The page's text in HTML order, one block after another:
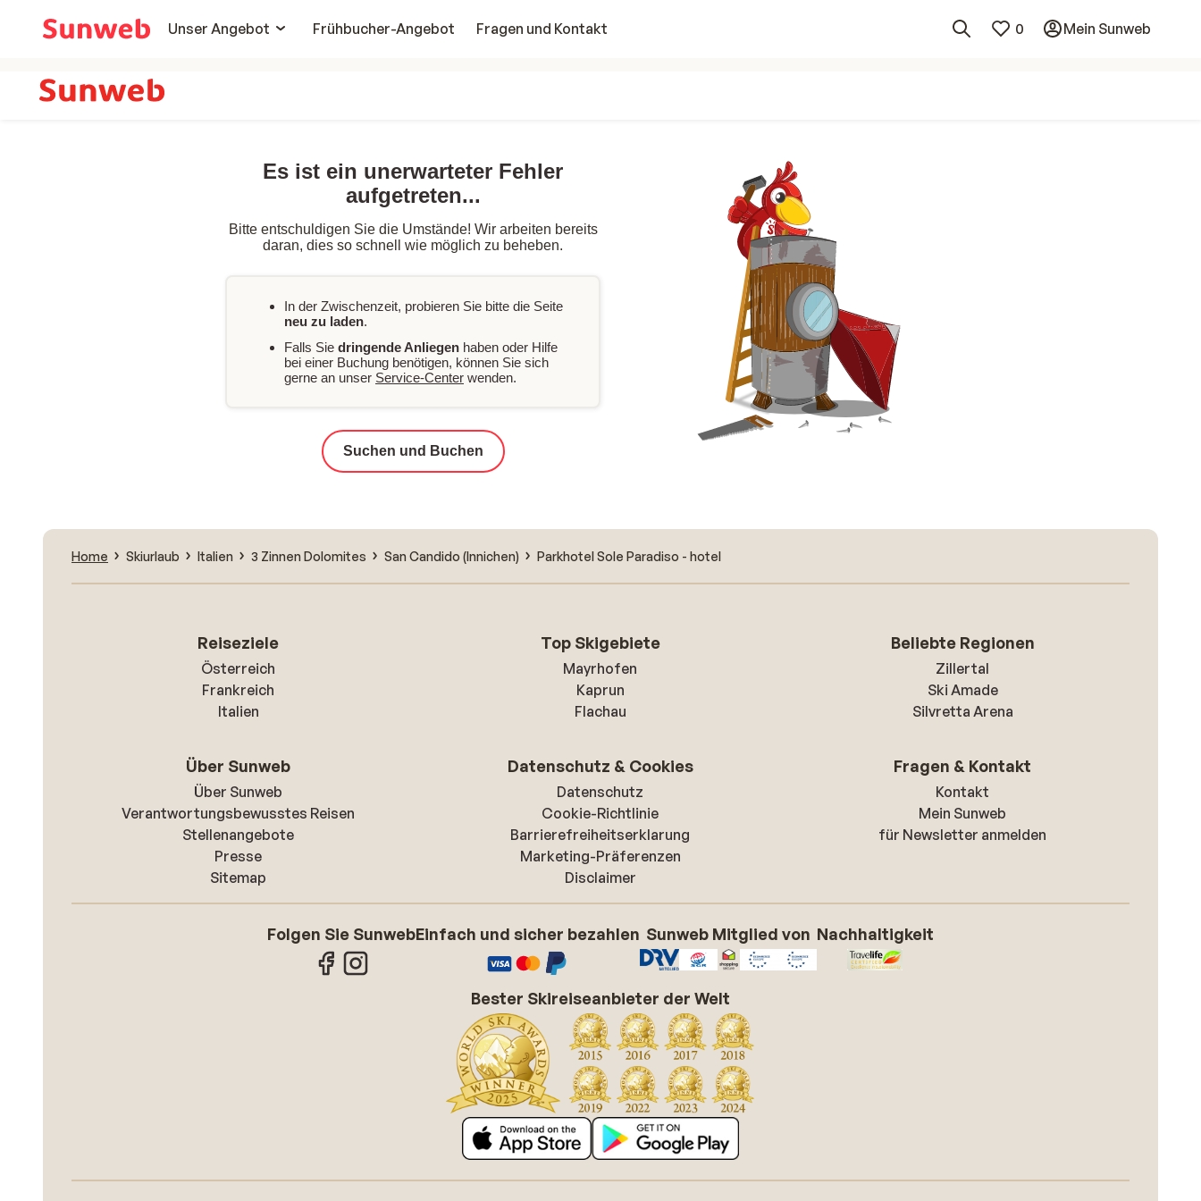
Unser Angebot
Frühbucher-Angebot Fragen und Kontakt 0 Mein Sunweb
Es ist ein unerwarteter Fehler
aufgetreten...
Bitte entschuldigen Sie die Umstände! Wir arbeiten bereits
daran, dies so schnell wie möglich zu beheben.
In der Zwischenzeit, probieren Sie bitte die Seite
neu zu laden.
Falls Sie dringende Anliegen haben oder Hilfe
bei einer Buchung benötigen, können Sie sich
gerne an unser Service-Center wenden.
Suchen und Buchen
Home Skiurlaub Italien 3 Zinnen Dolomites San Candido (Innichen) Parkhotel Sole Paradiso - hotel
Reiseziele
Österreich
Frankreich
Italien
Top Skigebiete
Mayrhofen
Kaprun
Flachau
Beliebte Regionen
Zillertal
Ski Amade
Silvretta Arena
Über Sunweb
Über Sunweb
Verantwortungsbewusstes Reisen
Stellenangebote
Presse
Sitemap
Datenschutz & Cookies
Datenschutz
Cookie-Richtlinie
Barrierefreiheitserklarung
Marketing-Präferenzen
Disclaimer
Fragen & Kontakt
Kontakt
Mein Sunweb
für Newsletter anmelden
Folgen Sie SunwebEinfach und sicher bezahlen Sunweb Mitglied von Nachhaltigkeit
Bester Skireiseanbieter der Welt